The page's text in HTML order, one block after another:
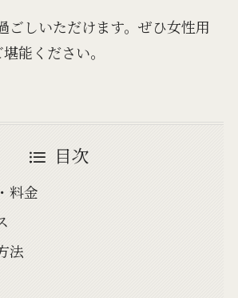
ごしいただけます。ぜひ女性用
能ください。
目次
料金
法